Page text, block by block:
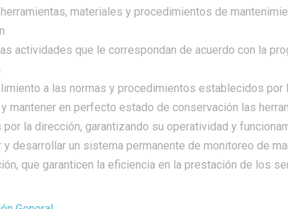
materiales y procedimientos de
actividades que le correspondan de acuerdo con la
a las normas y procedimientos establecidos por
mantener en perfecto estado de conservación las
la dirección, garantizando su operatividad y
y desarrollar un sistema permanente de monitoreo de
que garanticen la eficiencia en la prestación de los